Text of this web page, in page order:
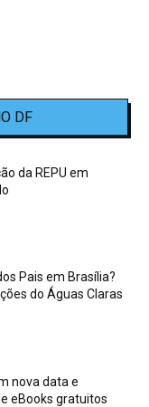
DF
da REPU em
Pais em Brasília?
do Águas Claras
nova data e
eBooks gratuitos